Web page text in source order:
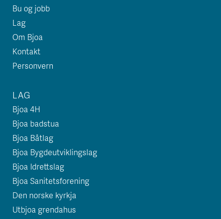
Bu og jobb
Lag
Om Bjoa
Kontakt
Personvern
LAG
Bjoa 4H
Bjoa badstua
Bjoa Båtlag
Bjoa Bygdeutviklingslag
Bjoa Idrettslag
Bjoa Sanitetsforening
Den norske kyrkja
Utbjoa grendahus